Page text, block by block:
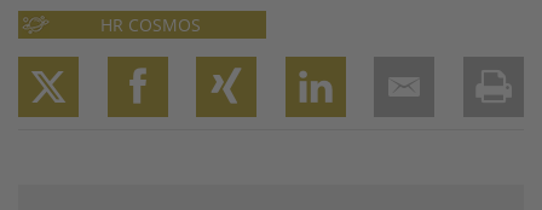
HR COSMOS